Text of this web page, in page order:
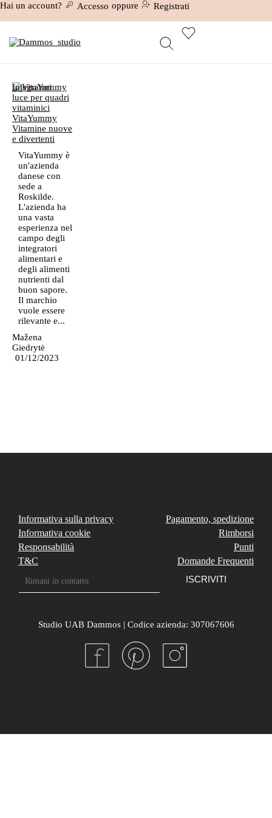
Hai un account? Accesso oppure Registrati
VitaYummy
Vitamine nuove
e divertenti
VitaYummy è
un'azienda
danese con
sede a
Roskilde.
L'azienda ha
una vasta
esperienza nel
campo degli
integratori
alimentari e
degli alimenti
nutrienti dal
buon sapore.
Il marchio
vuole essere
rilevante e...
Mažena
Giedrytė
01/12/2023
Integratori
Informativa sulla privacy
Informativa cookie
Responsabilità
T&C
Pagamento, spedizione
Rimborsi
Punti
Domande Frequenti
Studio UAB Dammos | Codice azienda: 307067606